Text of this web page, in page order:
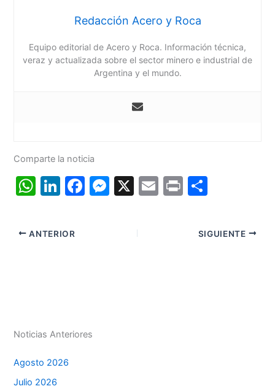
Redacción Acero y Roca
Equipo editorial de Acero y Roca. Información técnica,
veraz y actualizada sobre el sector minero e industrial de
Argentina y el mundo.
Comparte la noticia
W
at
s
Li
k
e
F
M X
E
Pr
m
p
ANTERIOR SIGUIENTE
Noticias Anteriores
Agosto 2026
Julio 2026